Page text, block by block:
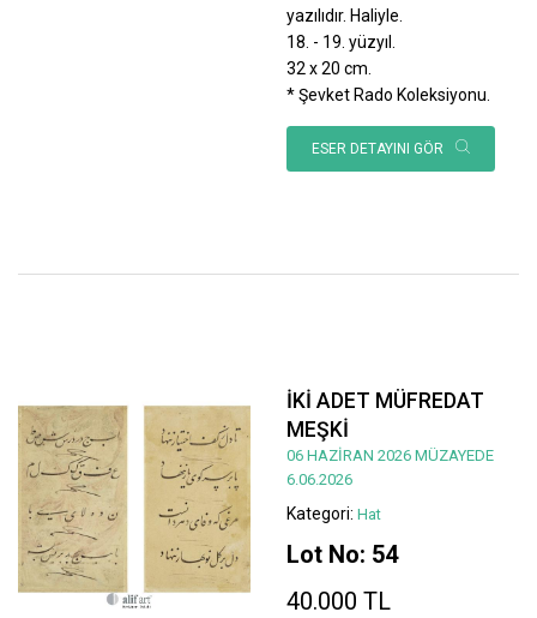
yazılıdır. Haliyle.
18. - 19. yüzyıl.
32 x 20 cm.
* Şevket Rado Koleksiyonu.
ESER DETAYINI GÖR
İKİ ADET MÜFREDAT
MEŞKİ
06 HAZİRAN 2026 MÜZAYEDE
6.06.2026
Kategori: Hat
Lot No: 54
40.000 TL